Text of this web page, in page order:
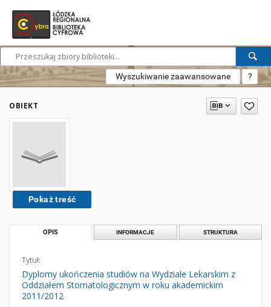
Wyszukiwanie zaawansowane ?
OBIEKT
Pokaż treść
OPIS INFORMACJE STRUKTURA
Tytuł:
Dyplomy ukończenia studiów na Wydziale Lekarskim z
Oddziałem Stomatologicznym w roku akademickim
2011/2012